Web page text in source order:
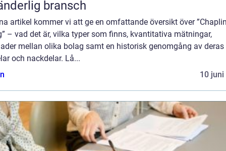
bransch
artikel kommer vi att ge en omfattande översikt över
– vad det är, vilka typer som finns, kvantitativa mätningar,
mellan olika bolag samt en historisk genomgång av deras
och nackdelar. Lå...
10 juni